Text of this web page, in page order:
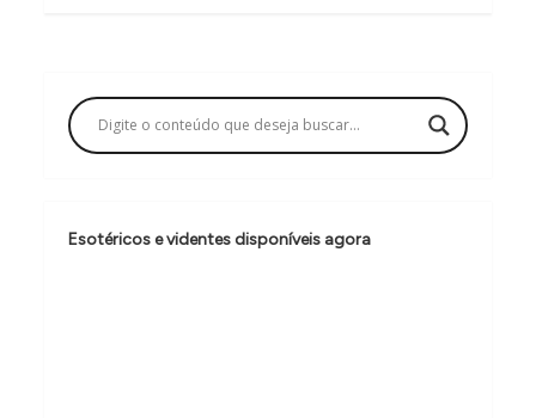
ç
ã
o
e
Esotéricos e videntes disponíveis agora